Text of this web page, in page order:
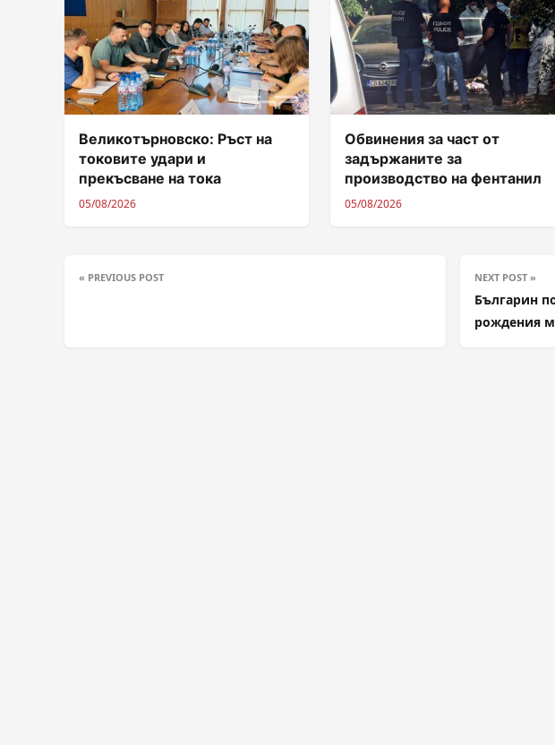
Великотърновско: Ръст на
токовите удари и
прекъсване на тока
05/08/2026
Обвинения за част от
задържаните за
производство на фентанил
05/08/2026
« PREVIOUS POST NEXT POST »
Българин
рождения